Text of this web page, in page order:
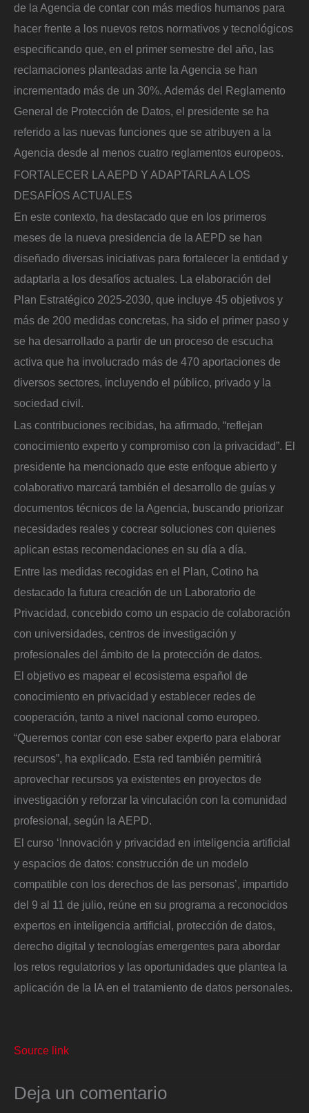
de la Agencia de contar con más medios humanos para
hacer frente a los nuevos retos normativos y tecnológicos
especificando que, en el primer semestre del año, las
reclamaciones planteadas ante la Agencia se han
incrementado más de un 30%. Además del Reglamento
General de Protección de Datos, el presidente se ha
referido a las nuevas funciones que se atribuyen a la
Agencia desde al menos cuatro reglamentos europeos.
FORTALECER LA AEPD Y ADAPTARLA A LOS
DESAFÍOS ACTUALES
En este contexto, ha destacado que en los primeros
meses de la nueva presidencia de la AEPD se han
diseñado diversas iniciativas para fortalecer la entidad y
adaptarla a los desafíos actuales. La elaboración del
Plan Estratégico 2025-2030, que incluye 45 objetivos y
más de 200 medidas concretas, ha sido el primer paso y
se ha desarrollado a partir de un proceso de escucha
activa que ha involucrado más de 470 aportaciones de
diversos sectores, incluyendo el público, privado y la
sociedad civil.
Las contribuciones recibidas, ha afirmado, “reflejan
conocimiento experto y compromiso con la privacidad”. El
presidente ha mencionado que este enfoque abierto y
colaborativo marcará también el desarrollo de guías y
documentos técnicos de la Agencia, buscando priorizar
necesidades reales y cocrear soluciones con quienes
aplican estas recomendaciones en su día a día.
Entre las medidas recogidas en el Plan, Cotino ha
destacado la futura creación de un Laboratorio de
Privacidad, concebido como un espacio de colaboración
con universidades, centros de investigación y
profesionales del ámbito de la protección de datos.
El objetivo es mapear el ecosistema español de
conocimiento en privacidad y establecer redes de
cooperación, tanto a nivel nacional como europeo.
“Queremos contar con ese saber experto para elaborar
recursos”, ha explicado. Esta red también permitirá
aprovechar recursos ya existentes en proyectos de
investigación y reforzar la vinculación con la comunidad
profesional, según la AEPD.
El curso ‘Innovación y privacidad en inteligencia artificial
y espacios de datos: construcción de un modelo
compatible con los derechos de las personas’, impartido
del 9 al 11 de julio, reúne en su programa a reconocidos
expertos en inteligencia artificial, protección de datos,
derecho digital y tecnologías emergentes para abordar
los retos regulatorios y las oportunidades que plantea la
aplicación de la IA en el tratamiento de datos personales.
Source link
Deja un comentario